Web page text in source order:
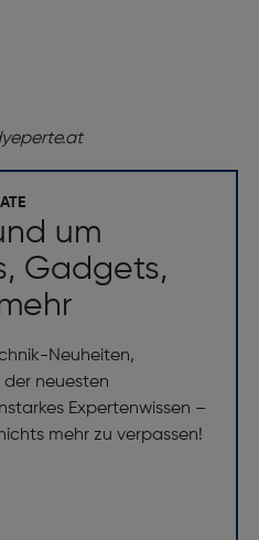
um
Gadgets,
Neuheiten,
neuesten
Expertenwissen –
mehr zu verpassen!